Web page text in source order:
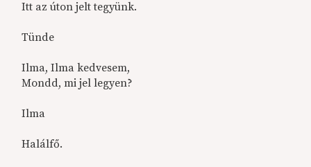
Itt az úton jelt tegyünk.
Tünde
Ilma, Ilma kedvesem,
Mondd, mi jel legyen?
Ilma
Halálfő.